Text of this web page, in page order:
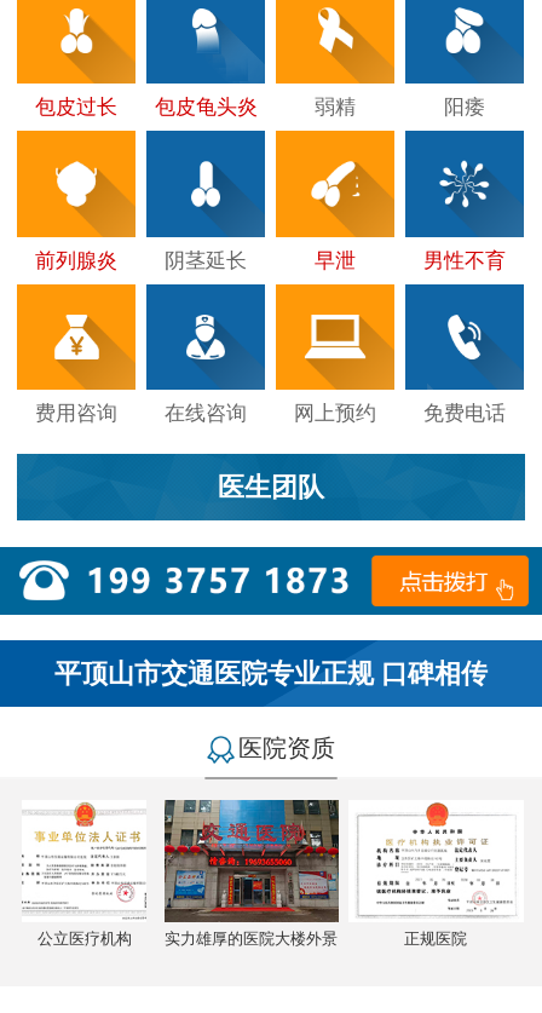
包皮过长 包皮龟头炎 弱精 阳痿
前列腺炎 阴茎延长 早泄 男性不育
费用咨询 在线咨询 网上预约 免费电话
医生团队
平顶山市交通医院专业正规 口碑相传
医院资质
公立医疗机构 实力雄厚的医院大楼外景 正规医院
小李：
医院环境不错，就是人有点多，多亏手机预约了，
不然排队都要排好久…